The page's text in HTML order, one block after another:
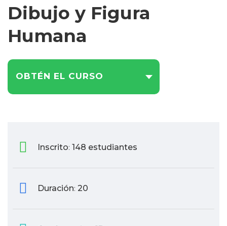
Dibujo y Figura
Humana
OBTÉN EL CURSO
Inscrito: 148 estudiantes
Duración: 20